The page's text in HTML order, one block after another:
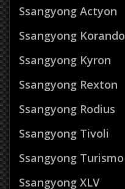
Ssangyong Actyon
Ssangyong Korando
Ssangyong Kyron
Ssangyong Rexton
Ssangyong Rodius
Ssangyong Tivoli
Ssangyong Turismo
Ssangyong XLV